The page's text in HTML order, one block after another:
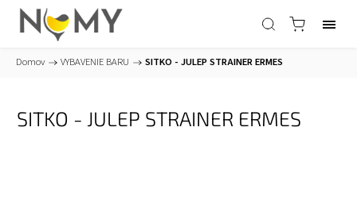
Domov / VYBAVENIE BARU / SITKO - JULEP STRAINER ERMES
SITKO - JULEP STRAINER ERMES